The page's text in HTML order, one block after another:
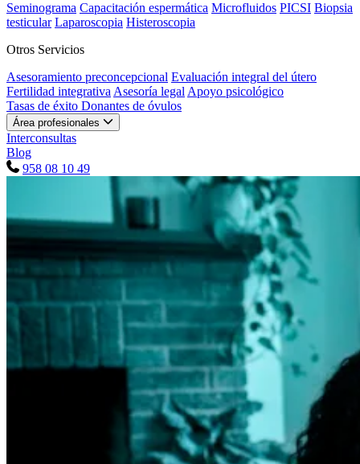
Seminograma Capacitación espermática Microfluidos PICSI Biopsia
testicular Laparoscopia Histeroscopia
Otros Servicios
Asesoramiento preconcepcional Evaluación integral del útero
Fertilidad integrativa Asesoría legal Apoyo psicológico
Tasas de éxito Donantes de óvulos
Área profesionales
Interconsultas
Blog
958 08 10 49